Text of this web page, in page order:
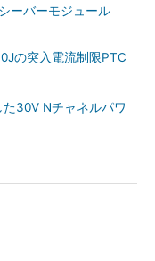
ーバーモジュール
の突入電流制限PTC
30V Nチャネルパワ